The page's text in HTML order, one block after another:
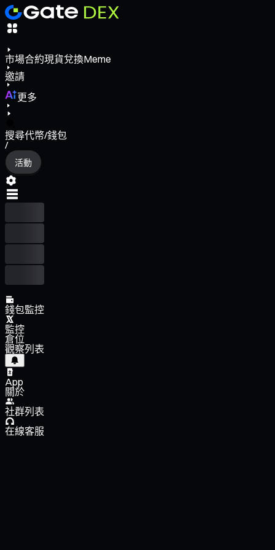
市場合約現貨兌換Meme
邀請
更多
搜尋代幣/錢包
/
活動
錢包監控
監控
倉位
觀察列表
App
關於
社群列表
在線客服